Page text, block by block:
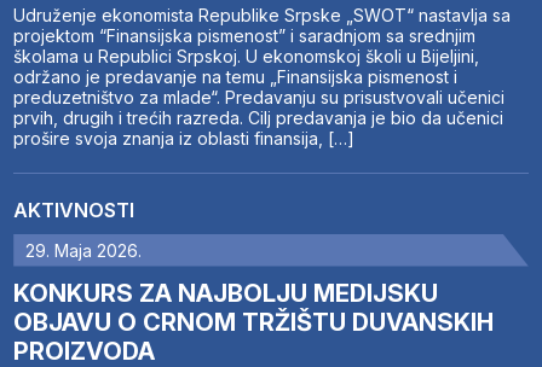
Udruženje ekonomista Republike Srpske „SWOT“ nastavlja sa
projektom “Finansijska pismenost” i saradnjom sa srednjim
školama u Republici Srpskoj. U ekonomskoj školi u Bijeljini,
održano je predavanje na temu „Finansijska pismenost i
preduzetništvo za mlade“. Predavanju su prisustvovali učenici
prvih, drugih i trećih razreda. Cilj predavanja je bio da učenici
prošire svoja znanja iz oblasti finansija, […]
AKTIVNOSTI
29. Maja 2026.
KONKURS ZA NAJBOLJU MEDIJSKU
OBJAVU O CRNOM TRŽIŠTU DUVANSKIH
PROIZVODA